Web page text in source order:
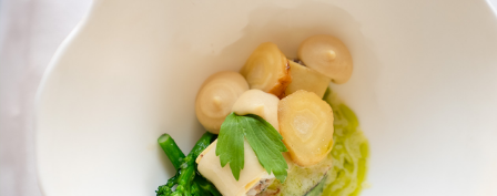
7 dagen per week beschikbaar
10+ miljoen leden